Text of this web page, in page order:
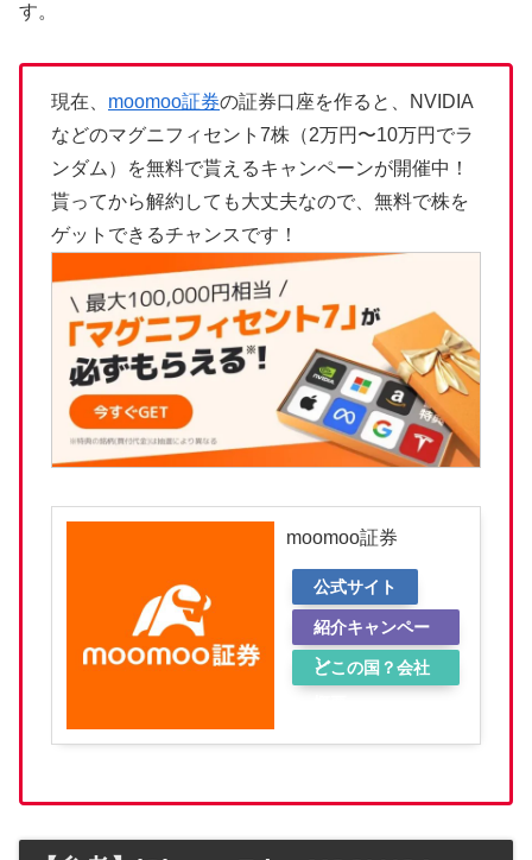
す。
現在、 moomoo証券の証券口座を作ると、NVIDIA
などのマグニフィセント7株（2万円〜10万円でラ
ンダム）を無料で貰えるキャンペーンが開催中！
貰ってから解約しても大丈夫なので、無料で株を
ゲットできるチャンスです！
moomoo証券
公式サイト
紹介キャンペー
ン
どこの国？会社